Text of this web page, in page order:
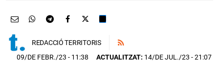
REDACCIÓ TERRITORIS
09/DE FEBR./23 - 11:38 ACTUALITZAT: 14/DE JUL./23 - 21:07